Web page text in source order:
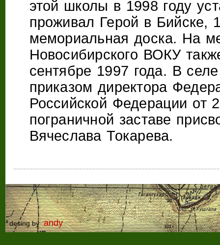
этой школы в 1998 году
проживал Герой в Бийске,
мемориальная доска. На
Новосибирского ВОКУ
сентябре 1997 года. В
приказом директора
Российской Федерации от
пограничной заставе
Вячеслава Токарева.
desing by andy